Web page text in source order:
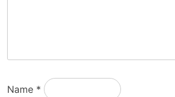
Name *